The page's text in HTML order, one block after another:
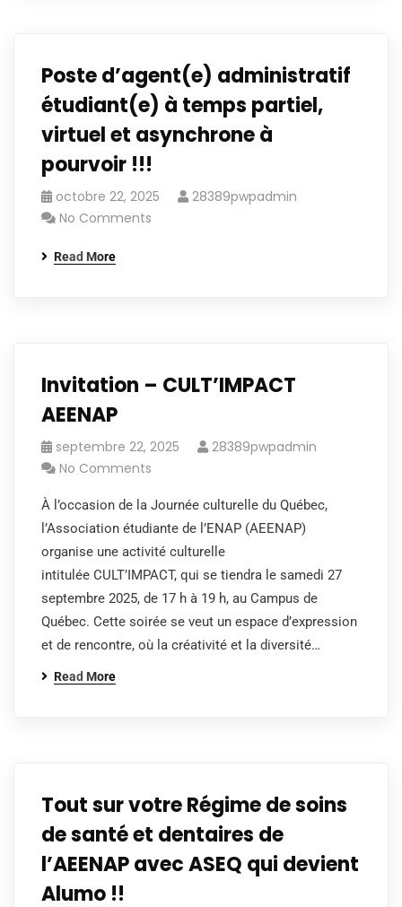
Poste d’agent(e) administratif
étudiant(e) à temps partiel,
virtuel et asynchrone à
pourvoir !!!
octobre 22, 2025
28389pwpadmin
No Comments
Read More
Invitation – CULT’IMPACT
AEENAP
septembre 22, 2025
28389pwpadmin
No Comments
À l’occasion de la Journée culturelle du Québec,
l’Association étudiante de l’ENAP (AEENAP)
organise une activité culturelle
intitulée CULT’IMPACT, qui se tiendra le samedi 27
septembre 2025, de 17 h à 19 h, au Campus de
Québec. Cette soirée se veut un espace d’expression
et de rencontre, où la créativité et la diversité…
Read More
Tout sur votre Régime de soins
de santé et dentaires de
l’AEENAP avec ASEQ qui devient
Alumo !!